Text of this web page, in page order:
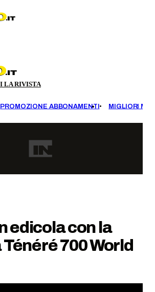
LA RIVISTA
PROMOZIONE ABBONAMENTI MIGLIORI
edicola con la
700 World